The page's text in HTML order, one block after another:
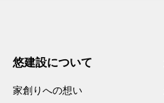
悠建設について
家創りへの想い